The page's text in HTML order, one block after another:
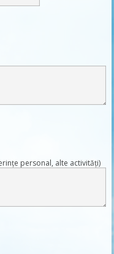
personal, alte activități)